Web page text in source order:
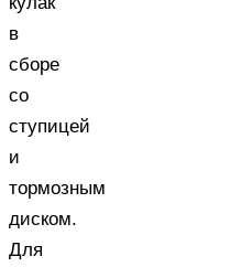
в
сборе
со
ступицей
и
тормозным
диском.
Для